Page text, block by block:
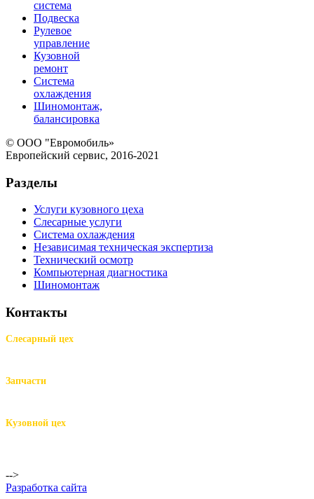
система
Подвеска
Рулевое
управление
Кузовной
ремонт
Система
охлаждения
Шиномонтаж,
балансировка
© ООО "Евромобиль»
Европейский сервис, 2016-2021
Разделы
Услуги кузовного цеха
Слесарные услуги
Система охлаждения
Независимая техническая экспертиза
Технический осмотр
Компьютерная диагностика
Шиномонтаж
Контакты
Слесарный цех
Запчасти
Кузовной цех
-->
Разработка сайта